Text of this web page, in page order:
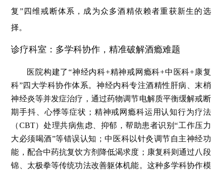
复”四维戒断体系，成为众多酒精依赖者重获新生的选
择。
诊疗科室：多学科协作，精准破解酒瘾难题
医院构建了“神经内科+精神戒网瘾科+中医科+康复
科”四大学科协作体系。神经内科专注酒精性肝病、末梢
神经炎等并发症治疗，通过药物调节电解质平衡缓解戒断
期手抖、心悸等症状；精神戒网瘾科运用认知行为疗法
（CBT）处理共病焦虑、抑郁，帮助患者识别“工作压力
大必须喝酒”等错误认知；中医科以针灸调节自主神经功
能，配合中药抗复饮方剂降低渴求度；康复科则通过八段
锦、太极拳等传统功法改善躯体机能。这种多学科协作模